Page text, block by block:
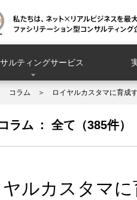
ルティングサービス
コラム ロイヤルカスタマに育成
ラム 全て（385件）
ヤルカスタマ